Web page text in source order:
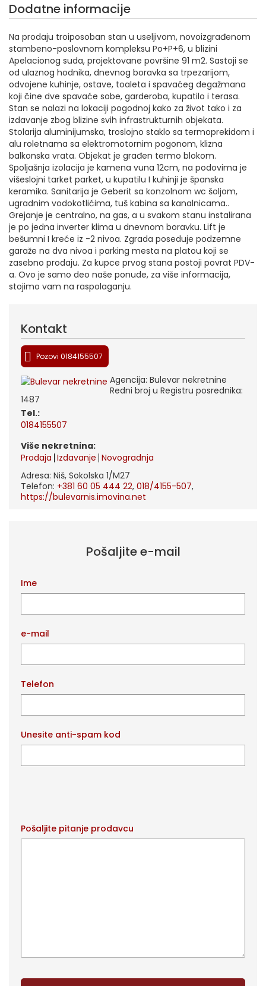
Dodatne informacije
Na prodaju troiposoban stan u useljivom, novoizgrađenom
stambeno-poslovnom kompleksu Po+P+6, u blizini
Apelacionog suda, projektovane površine 91 m2. Sastoji se
od ulaznog hodnika, dnevnog boravka sa trpezarijom,
odvojene kuhinje, ostave, toaleta i spavaćeg degažmana
koji čine dve spavaće sobe, garderoba, kupatilo i terasa.
Stan se nalazi na lokaciji pogodnoj kako za život tako i za
izdavanje zbog blizine svih infrastrukturnih objekata.
Stolarija aluminijumska, troslojno staklo sa termoprekidom i
alu roletnama sa elektromotornim pogonom, klizna
balkonska vrata. Objekat je građen termo blokom.
Spoljašnja izolacija je kamena vuna 12cm, na podovima je
višeslojni tarket parket, u kupatilu I kuhinji je španska
keramika. Sanitarija je Geberit sa konzolnom wc šoljom,
ugradnim vodokotlićima, tuš kabina sa kanalnicama..
Grejanje je centralno, na gas, a u svakom stanu instalirana
je po jedna inverter klima u dnevnom boravku. Lift je
bešumni I kreće iz -2 nivoa. Zgrada poseduje podzemne
garaže na dva nivoa i parking mesta na platou koji se
zasebno prodaju. Za kupce prvog stana postoji povrat PDV-
a. Ovo je samo deo naše ponude, za više informacija,
stojimo vam na raspolaganju.
Kontakt
Pozovi 0184155507
Agencija: Bulevar nekretnine
Redni broj u Registru posrednika:
1487
tel.:
0184155507
Više nekretnina:
Prodaja Izdavanje Novogradnja
Adresa: Niš, Sokolska 1/M27
Telefon: +381 60 05 444 22, 018/4155-507,
https://bulevarnis.imovina.net
Pošaljite e-mail
Ime
e-mail
Telefon
Unesite anti-spam kod
Pošaljite pitanje prodavcu